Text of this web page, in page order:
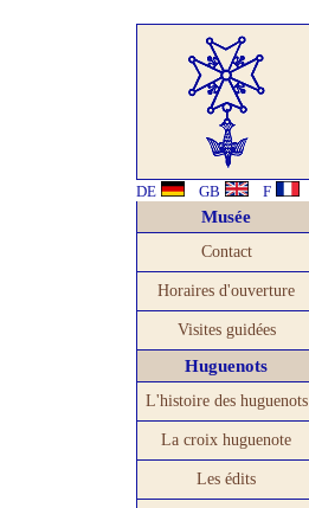
DE GB F
Musée
Contact
Horaires d'ouverture
Visites guidées
Huguenots
L'histoire des huguenots
La croix huguenote
Les édits